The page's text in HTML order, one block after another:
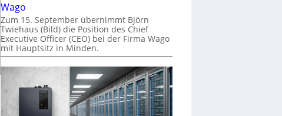
Wago
Zum 15. September übernimmt Björn
Twiehaus (Bild) die Position des Chief
Executive Officer (CEO) bei der Firma Wago
mit Hauptsitz in Minden.